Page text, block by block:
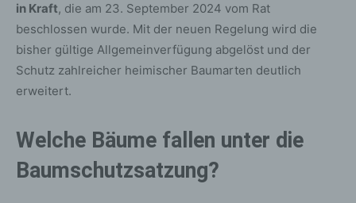
in Kraft, die am 23. September 2024 vom Rat
beschlossen wurde. Mit der neuen Regelung wird die
bisher gültige Allgemeinverfügung abgelöst und der
Schutz zahlreicher heimischer Baumarten deutlich
erweitert.
Welche Bäume fallen unter die
Baumschutzsatzung?